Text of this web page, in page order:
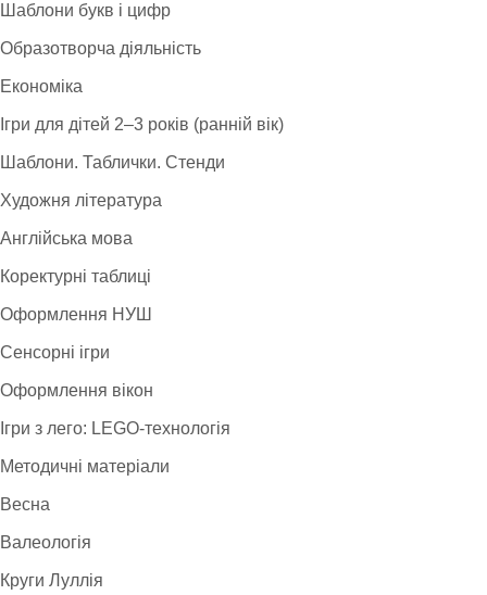
Шаблони букв і цифр
Образотворча діяльність
Економіка
Ігри для дітей 2–3 років (ранній вік)
Шаблони. Таблички. Стенди
Художня література
Англійська мова
Коректурні таблиці
Оформлення НУШ
Сенсорні ігри
Оформлення вікон
Ігри з лего: LEGO-технологія
Методичні матеріали
Весна
Валеологія
Круги Луллія